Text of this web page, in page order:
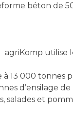
béton de
agriKomp utilise
13 000 tonnes
d’ensilage
salades et